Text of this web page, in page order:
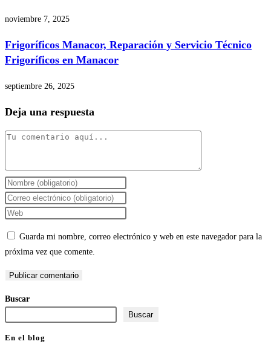
noviembre 7, 2025
Frigoríficos Manacor, Reparación y Servicio Técnico
Frigoríficos en Manacor
septiembre 26, 2025
Deja una respuesta
Comentario
Introduce
tu
nombre
de
usuario
comentar
Introduce
tu
correo
electrónico
comentar
Introduce
de
tu
(opcional)
Guarda mi nombre, correo electrónico y web en este navegador para la
próxima vez que comente.
Buscar
Buscar
En el blog